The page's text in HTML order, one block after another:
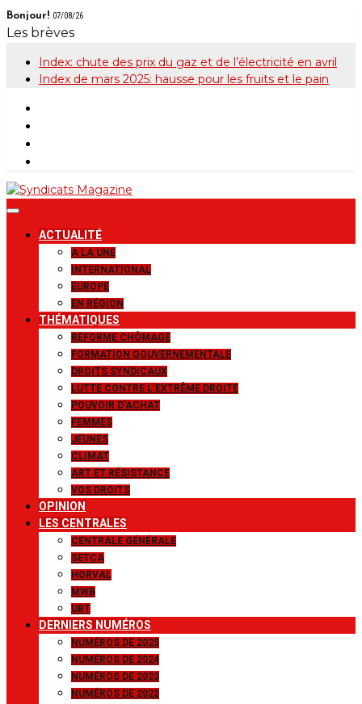
Skip
to
Bonjour! 07/08/26
Les brèves
Index: chute des prix du gaz et de l’électricité en avril
Index de mars 2025: hausse pour les fruits et le pain
Syndicats
Magazine
Le magazine de la FGTB
ACTUALITÉ
A LA UNE
INTERNATIONAL
EUROPE
EN RÉGION
THÉMATIQUES
RÉFORME CHÔMAGE
FORMATION GOUVERNEMENTALE
DROITS SYNDICAUX
LUTTE CONTRE L’EXTRÊME DROITE
POUVOIR D’ACHAT
FEMMES
JEUNES
CLIMAT
ART ET RÉSISTANCE
VOS DROITS
OPINION
LES CENTRALES
CENTRALE GÉNÉRALE
SETCA
HORVAL
MWB
UBT
DERNIERS NUMÉROS
NUMÉROS DE 2025
NUMÉROS DE 2024
NUMÉROS DE 2023
NUMÉROS DE 2022